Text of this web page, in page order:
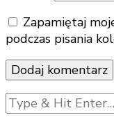
Zapamiętaj
podczas pisania
Looking
for